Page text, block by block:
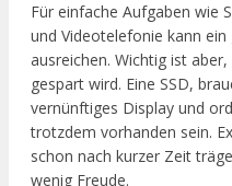
Für einfache Aufgaben wie
und Videotelefonie kann
ausreichen. Wichtig ist
gespart wird. Eine SSD,
vernünftiges Display und
trotzdem vorhanden sein.
schon nach kurzer Zeit
wenig Freude.